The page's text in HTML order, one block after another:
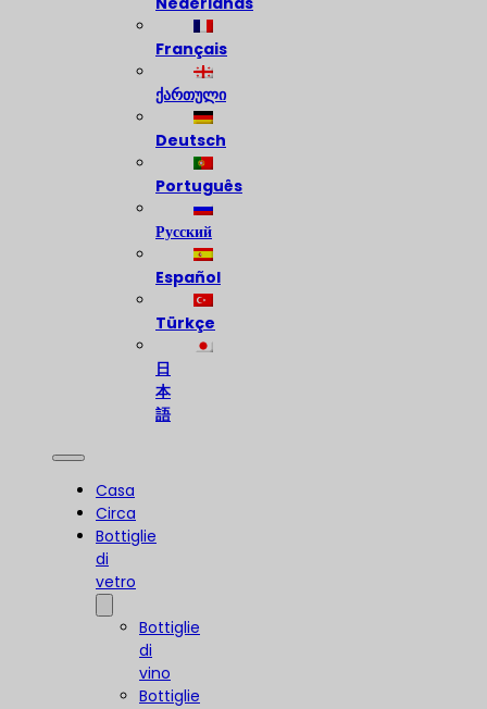
Français
ქართული
Deutsch
Português
Русский
Español
Türkçe
日
本
語
Casa
Circa
Bottiglie
di
vetro
Bottiglie
di
vino
Bottiglie